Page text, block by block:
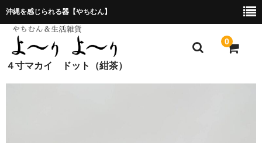
沖縄を感じられる器【やちむん】
0
４寸マカイ ドット（紺茶）